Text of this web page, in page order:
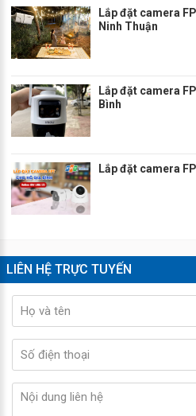
Lắp đặt camera
Ninh Thuận
Lắp đặt camera
Bình
Lắp đặt camera
LIÊN HỆ TRỰC TUYẾN